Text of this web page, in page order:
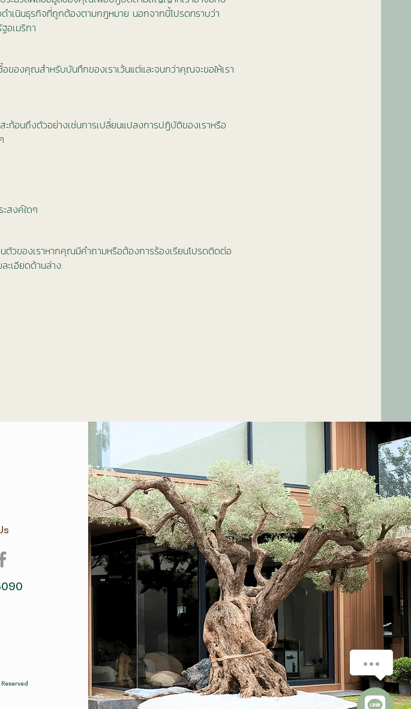
เนินธุรกิจที่ถูกต้องตามกฎหมาย นอกจากนี้โปรดทราบว่า
อเมริกา
ของคุณสำหรับบันทึกของเราเว้นแต่และจนกว่าคุณจะขอให้เรา
ะท้อนถึงตัวอย่างเช่นการเปลี่ยนแปลงการปฏิบัติของเราหรือ
สงค์ใดๆ
วของเราหากคุณมีคำถามหรือต้องการร้องเรียนโปรดติดต่อ
ะเอียดด้านล่าง:
สนใจต้นโอลีฟ ถามได้ที่นี่ค่ะ
1